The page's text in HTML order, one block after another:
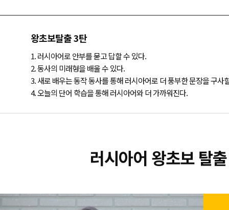
왕초보탈출 3탄
1. 러시아어로 안부를 묻고 답할 수 있다.
2. 동사의 미래형을 배울 수 있다.
3. 새로 배우는 동작 동사를 통해 러시아어로 더 풍부한 문장을 구사
4. 오늘의 단어 학습을 통해 러시아어와 더 가까워진다.
러시아어 왕초보 탈